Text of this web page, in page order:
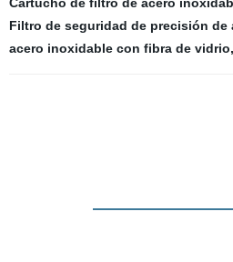
Filtro de seguridad de precisión de
acero inoxidable con fibra de vidrio,